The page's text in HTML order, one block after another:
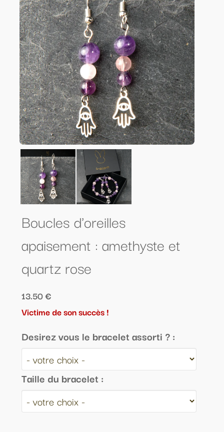
Boucles d'oreilles
apaisement : amethyste et
quartz rose
13.50 €
Victime de son succès !
Desirez vous le bracelet assorti ? :
Taille du bracelet :